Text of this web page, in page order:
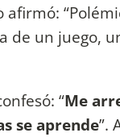
de un juego,
“Me
se aprende”.